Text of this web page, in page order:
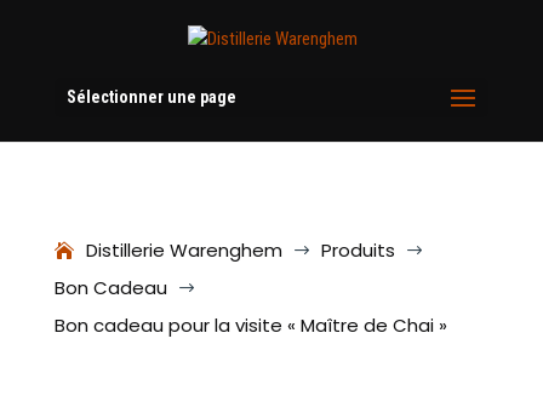
Sélectionner une page
Distillerie Warenghem $ Produits $
Bon Cadeau $
Bon cadeau pour la visite « Maître de Chai »